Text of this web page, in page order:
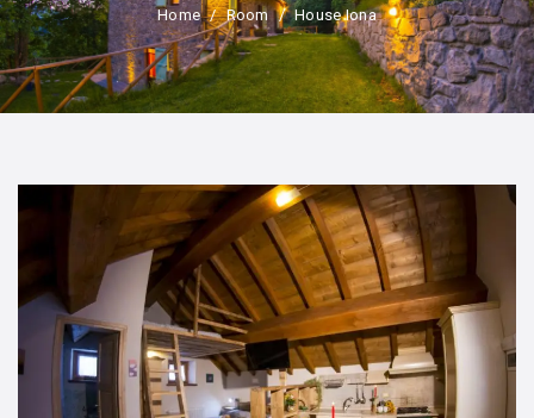
Home Room House Iona